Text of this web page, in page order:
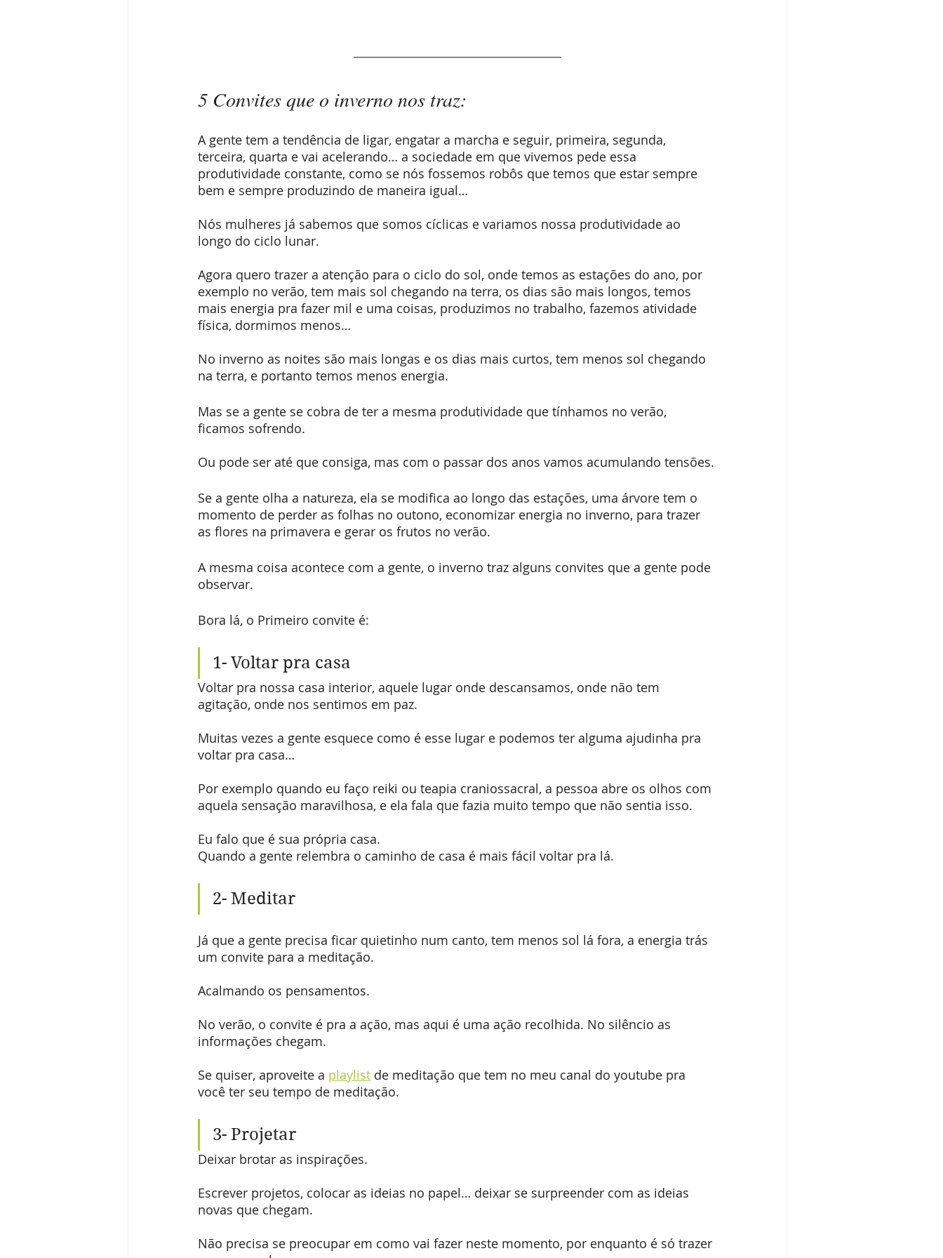
5 Convites que o inverno nos traz:
A gente tem a tendência de ligar, engatar a marcha e seguir, primeira, segunda,
terceira, quarta e vai acelerando… a sociedade em que vivemos pede essa
produtividade constante, como se nós fossemos robôs que temos que estar sempre
bem e sempre produzindo de maneira igual…
Nós mulheres já sabemos que somos cíclicas e variamos nossa produtividade ao
longo do ciclo lunar.
Agora quero trazer a atenção para o ciclo do sol, onde temos as estações do ano, por
exemplo no verão, tem mais sol chegando na terra, os dias são mais longos, temos
mais energia pra fazer mil e uma coisas, produzimos no trabalho, fazemos atividade
física, dormimos menos…
No inverno as noites são mais longas e os dias mais curtos, tem menos sol chegando
na terra, e portanto temos menos energia.
Mas se a gente se cobra de ter a mesma produtividade que tínhamos no verão,
ficamos sofrendo.
Ou pode ser até que consiga, mas com o passar dos anos vamos acumulando tensões.
Se a gente olha a natureza, ela se modifica ao longo das estações, uma árvore tem o
momento de perder as folhas no outono, economizar energia no inverno, para trazer
as flores na primavera e gerar os frutos no verão.
A mesma coisa acontece com a gente, o inverno traz alguns convites que a gente pode
observar.
Bora lá, o Primeiro convite é:
1- Voltar pra casa
Voltar pra nossa casa interior, aquele lugar onde descansamos, onde não tem
agitação, onde nos sentimos em paz.
Muitas vezes a gente esquece como é esse lugar e podemos ter alguma ajudinha pra
voltar pra casa…
Por exemplo quando eu faço reiki ou teapia craniossacral, a pessoa abre os olhos com
aquela sensação maravilhosa, e ela fala que fazia muito tempo que não sentia isso.
Eu falo que é sua própria casa.
Quando a gente relembra o caminho de casa é mais fácil voltar pra lá.
2- Meditar
Já que a gente precisa ficar quietinho num canto, tem menos sol lá fora, a energia trás
um convite para a meditação.
Acalmando os pensamentos.
No verão, o convite é pra a ação, mas aqui é uma ação recolhida. No silêncio as
informações chegam.
Se quiser, aproveite a playlist de meditação que tem no meu canal do youtube pra
você ter seu tempo de meditação.
3- Projetar
Deixar brotar as inspirações.
Escrever projetos, colocar as ideias no papel… deixar se surpreender com as ideias
novas que chegam.
Não precisa se preocupar em como vai fazer neste momento, por enquanto é só trazer